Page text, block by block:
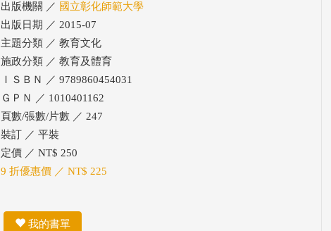
出版機關 ／ 國立彰化師範大學
出版日期 ／ 2015-07
主題分類 ／ 教育文化
施政分類 ／ 教育及體育
ＩＳＢＮ ／ 9789860454031
ＧＰＮ ／ 1010401162
頁數/張數/片數 ／ 247
裝訂 ／ 平裝
定價 ／ NT$ 250
9 折優惠價 ／ NT$ 225
我的書單